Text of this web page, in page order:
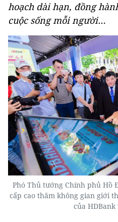
hoạch dài hạn, đồng
cuộc sống mỗi người…
Phó Thủ tướng Chính phủ Hồ
cấp cao thăm không gian giới
của